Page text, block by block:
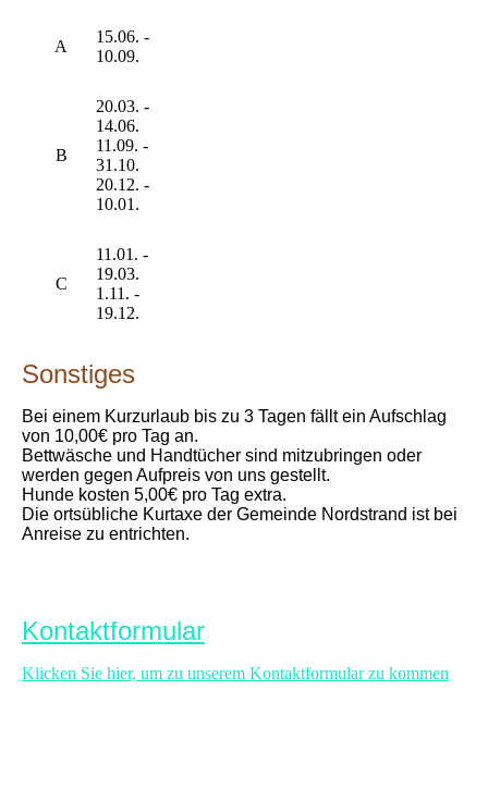
A
15.06. -
10.09.
B
20.03. -
14.06.
11.09. -
31.10.
20.12. -
10.01.
C
11.01. -
19.03.
1.11. -
19.12.
Sonstiges
Bei einem Kurzurlaub bis zu 3 Tagen fällt ein Aufschlag
von 10,00€ pro Tag an.
Bettwäsche und Handtücher sind mitzubringen oder
werden gegen Aufpreis von uns gestellt.
Hunde kosten 5,00€ pro Tag extra.
Die ortsübliche Kurtaxe der Gemeinde Nordstrand ist bei
Anreise zu entrichten.
Kontaktformular
Klicken Sie hier, um zu unserem Kontaktformular zu kommen